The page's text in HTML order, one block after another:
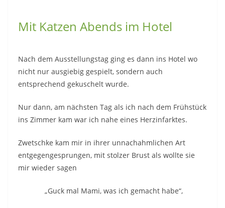
Mit Katzen Abends im Hotel
Nach dem Ausstellungstag ging es dann ins Hotel wo
nicht nur ausgiebig gespielt, sondern auch
entsprechend gekuschelt wurde.
Nur dann, am nächsten Tag als ich nach dem Frühstück
ins Zimmer kam war ich nahe eines Herzinfarktes.
Zwetschke kam mir in ihrer unnachahmlichen Art
entgegengesprungen, mit stolzer Brust als wollte sie
mir wieder sagen
„Guck mal Mami, was ich gemacht habe“,